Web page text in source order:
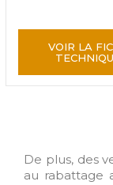
VOIR LA
De plus, des
au rabattage